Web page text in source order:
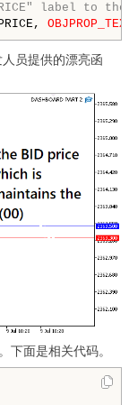
label to
员提供的漂亮函
下面是相关代码。